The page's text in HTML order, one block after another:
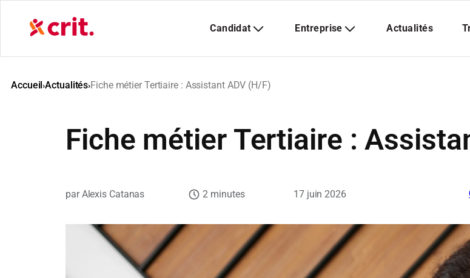
Accueil›Actualités›Fiche métier Tertiaire : Assistant ADV (H/F)
Fiche métier Tertiaire :
Alexis Catanas 2 minutes 17 juin 2026